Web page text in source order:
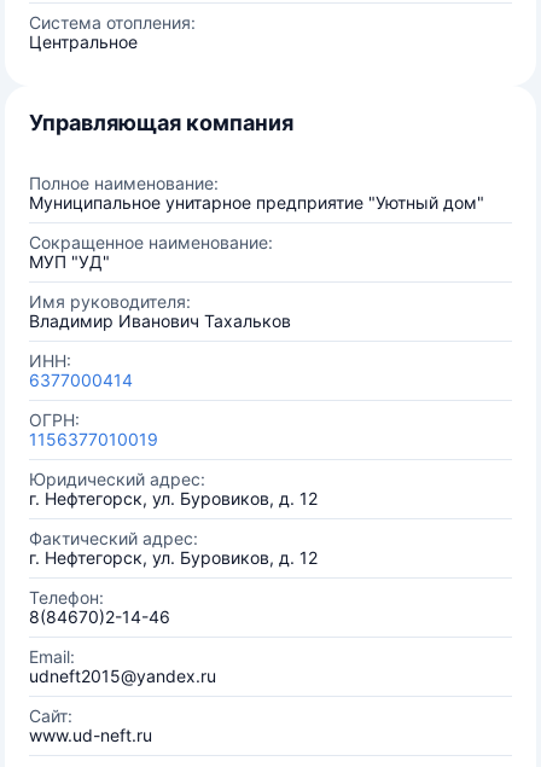
Система отопления:
Центральное
Управляющая компания
Полное наименование:
Муниципальное унитарное предприятие "Уютный дом"
Сокращенное наименование:
МУП "УД"
Имя руководителя:
Владимир Иванович Тахальков
ИНН:
6377000414
ОГРН:
1156377010019
Юридический адрес:
г. Нефтегорск, ул. Буровиков, д. 12
Фактический адрес:
г. Нефтегорск, ул. Буровиков, д. 12
Телефон:
8(84670)2-14-46
Email:
udneft2015@yandex.ru
Сайт:
www.ud-neft.ru